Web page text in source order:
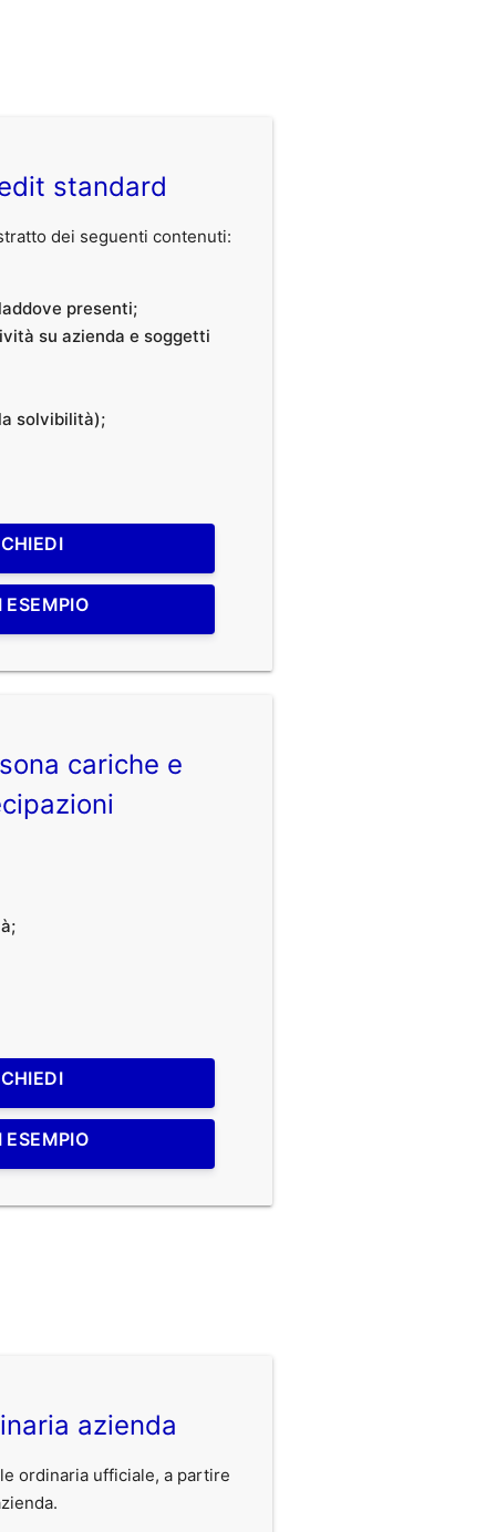
standard
dei seguenti contenuti:
presenti;
su azienda e soggetti
solvibilità);
ESEMPIO
cariche e
ESEMPIO
azienda
ordinaria ufficiale, a partire